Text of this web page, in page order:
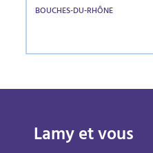
BOUCHES-DU-RHÔNE
Lamy et vous